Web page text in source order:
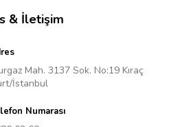
& İletişim
Mah. 3137 Sok. No:19 Kıraç
İstanbul
Numarası